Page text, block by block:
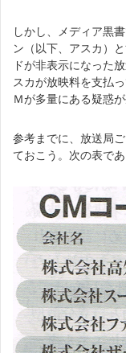
しかし、メディア黒
ン（以下、アスカ）
ドが非表示になった
スカが放映料を支払
Ｍが多量にある疑惑
参考までに、放送局
ておこう。次の表であ